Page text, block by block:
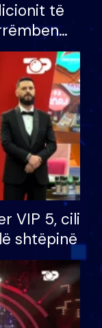
të
eurosh
VIP 5, cili
shtëpinë